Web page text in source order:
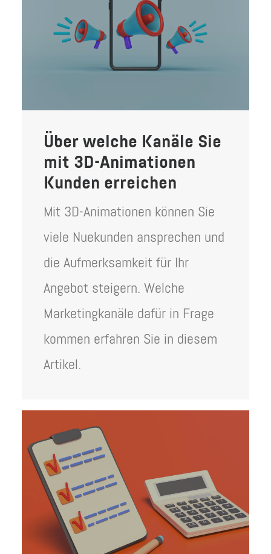
Über welche Kanäle Sie
mit 3D-Animationen
Kunden erreichen
Mit 3D-Animationen können Sie
viele Nuekunden ansprechen und
die Aufmerksamkeit für Ihr
Angebot steigern. Welche
Marketingkanäle dafür in Frage
kommen erfahren Sie in diesem
Artikel.